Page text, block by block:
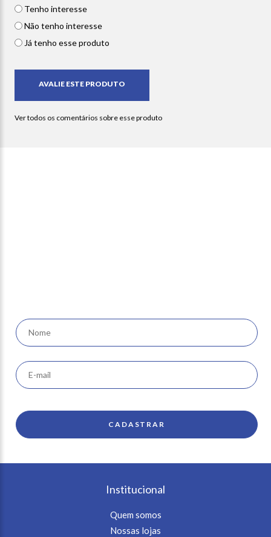
Tenho interesse
Não tenho interesse
Já tenho esse produto
Institucional
Quem somos
Nossas lojas